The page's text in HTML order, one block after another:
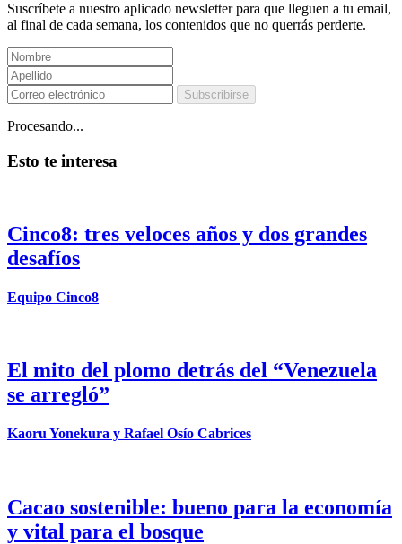
Suscríbete a nuestro aplicado newsletter para que lleguen a tu email,
al final de cada semana, los contenidos que no querrás perderte.
Subscribirse
Procesando...
Esto te interesa
Cinco8: tres veloces años y dos grandes
desafíos
Equipo Cinco8
El mito del plomo detrás del “Venezuela
se arregló”
Kaoru Yonekura y Rafael Osío Cabrices
Cacao sostenible: bueno para la economía
y vital para el bosque